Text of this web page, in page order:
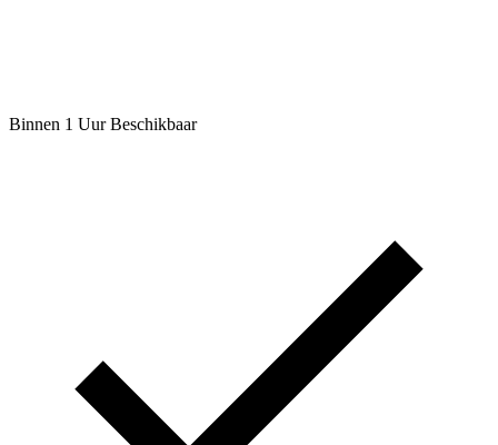
Binnen 1 Uur Beschikbaar